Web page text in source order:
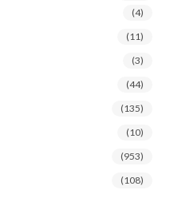
(4)
(11)
(3)
(44)
(135)
(10)
(953)
(108)